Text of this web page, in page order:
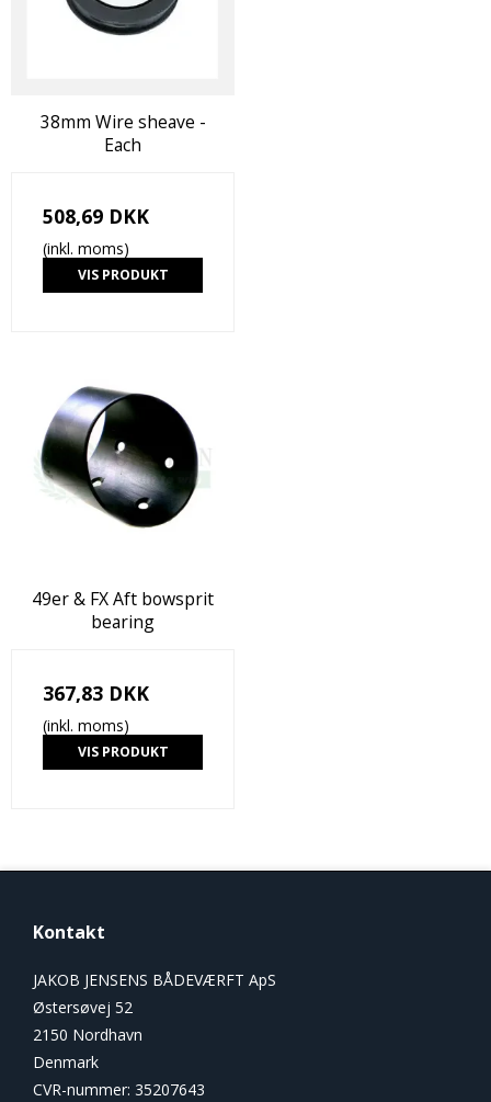
38mm Wire sheave -
Each
508,69 DKK
(inkl. moms)
VIS PRODUKT
49er & FX Aft bowsprit
bearing
367,83 DKK
(inkl. moms)
VIS PRODUKT
Kontakt
JAKOB JENSENS BÅDEVÆRFT ApS
Østersøvej 52
2150 Nordhavn
Denmark
CVR-nummer: 35207643